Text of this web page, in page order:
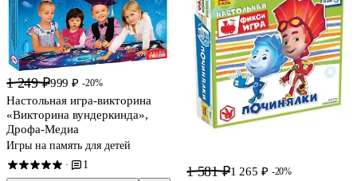
1 249 ₽999 ₽ -20%
Настольная игра-викторина
«Викторина вундеркинда»,
Дрофа-Медиа
Игры на память для детей
· 1 1 581 ₽1 265 ₽ -20%